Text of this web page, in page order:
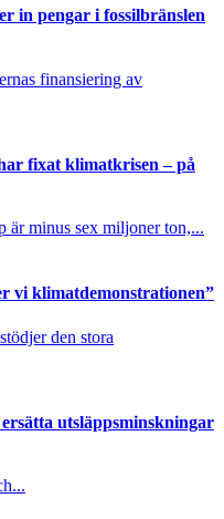
in pengar i fossilbränslen
finansiering av
fixat klimatkrisen – på
är minus sex miljoner ton,...
vi klimatdemonstrationen”
den stora
utsläppsminskningar